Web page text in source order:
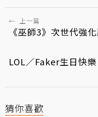
← 上一篇
《巫師3》次世代強
LOL／Faker生日快
猜你喜歡